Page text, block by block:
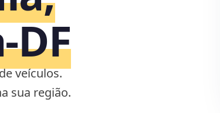
veículos.
sua região.